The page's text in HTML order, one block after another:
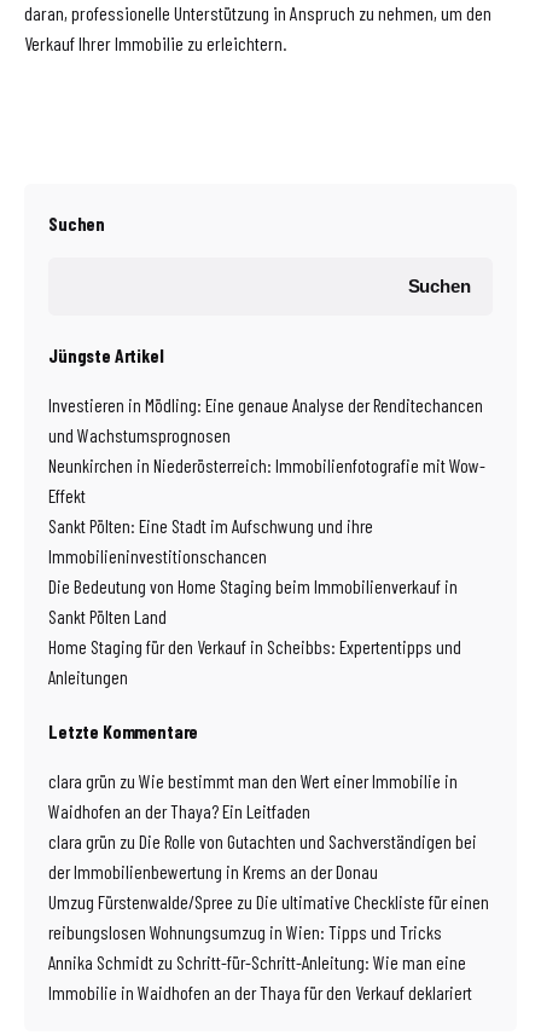
daran, professionelle Unterstützung in Anspruch zu nehmen, um den
Verkauf Ihrer Immobilie zu erleichtern.
Suchen
Suchen
Jüngste Artikel
Investieren in Mödling: Eine genaue Analyse der Renditechancen
und Wachstumsprognosen
Neunkirchen in Niederösterreich: Immobilienfotografie mit Wow-
Effekt
Sankt Pölten: Eine Stadt im Aufschwung und ihre
Immobilieninvestitionschancen
Die Bedeutung von Home Staging beim Immobilienverkauf in
Sankt Pölten Land
Home Staging für den Verkauf in Scheibbs: Expertentipps und
Anleitungen
Letzte Kommentare
clara grün zu Wie bestimmt man den Wert einer Immobilie in
Waidhofen an der Thaya? Ein Leitfaden
clara grün zu Die Rolle von Gutachten und Sachverständigen bei
der Immobilienbewertung in Krems an der Donau
Umzug Fürstenwalde/Spree zu Die ultimative Checkliste für einen
reibungslosen Wohnungsumzug in Wien: Tipps und Tricks
Annika Schmidt zu Schritt-für-Schritt-Anleitung: Wie man eine
Immobilie in Waidhofen an der Thaya für den Verkauf deklariert